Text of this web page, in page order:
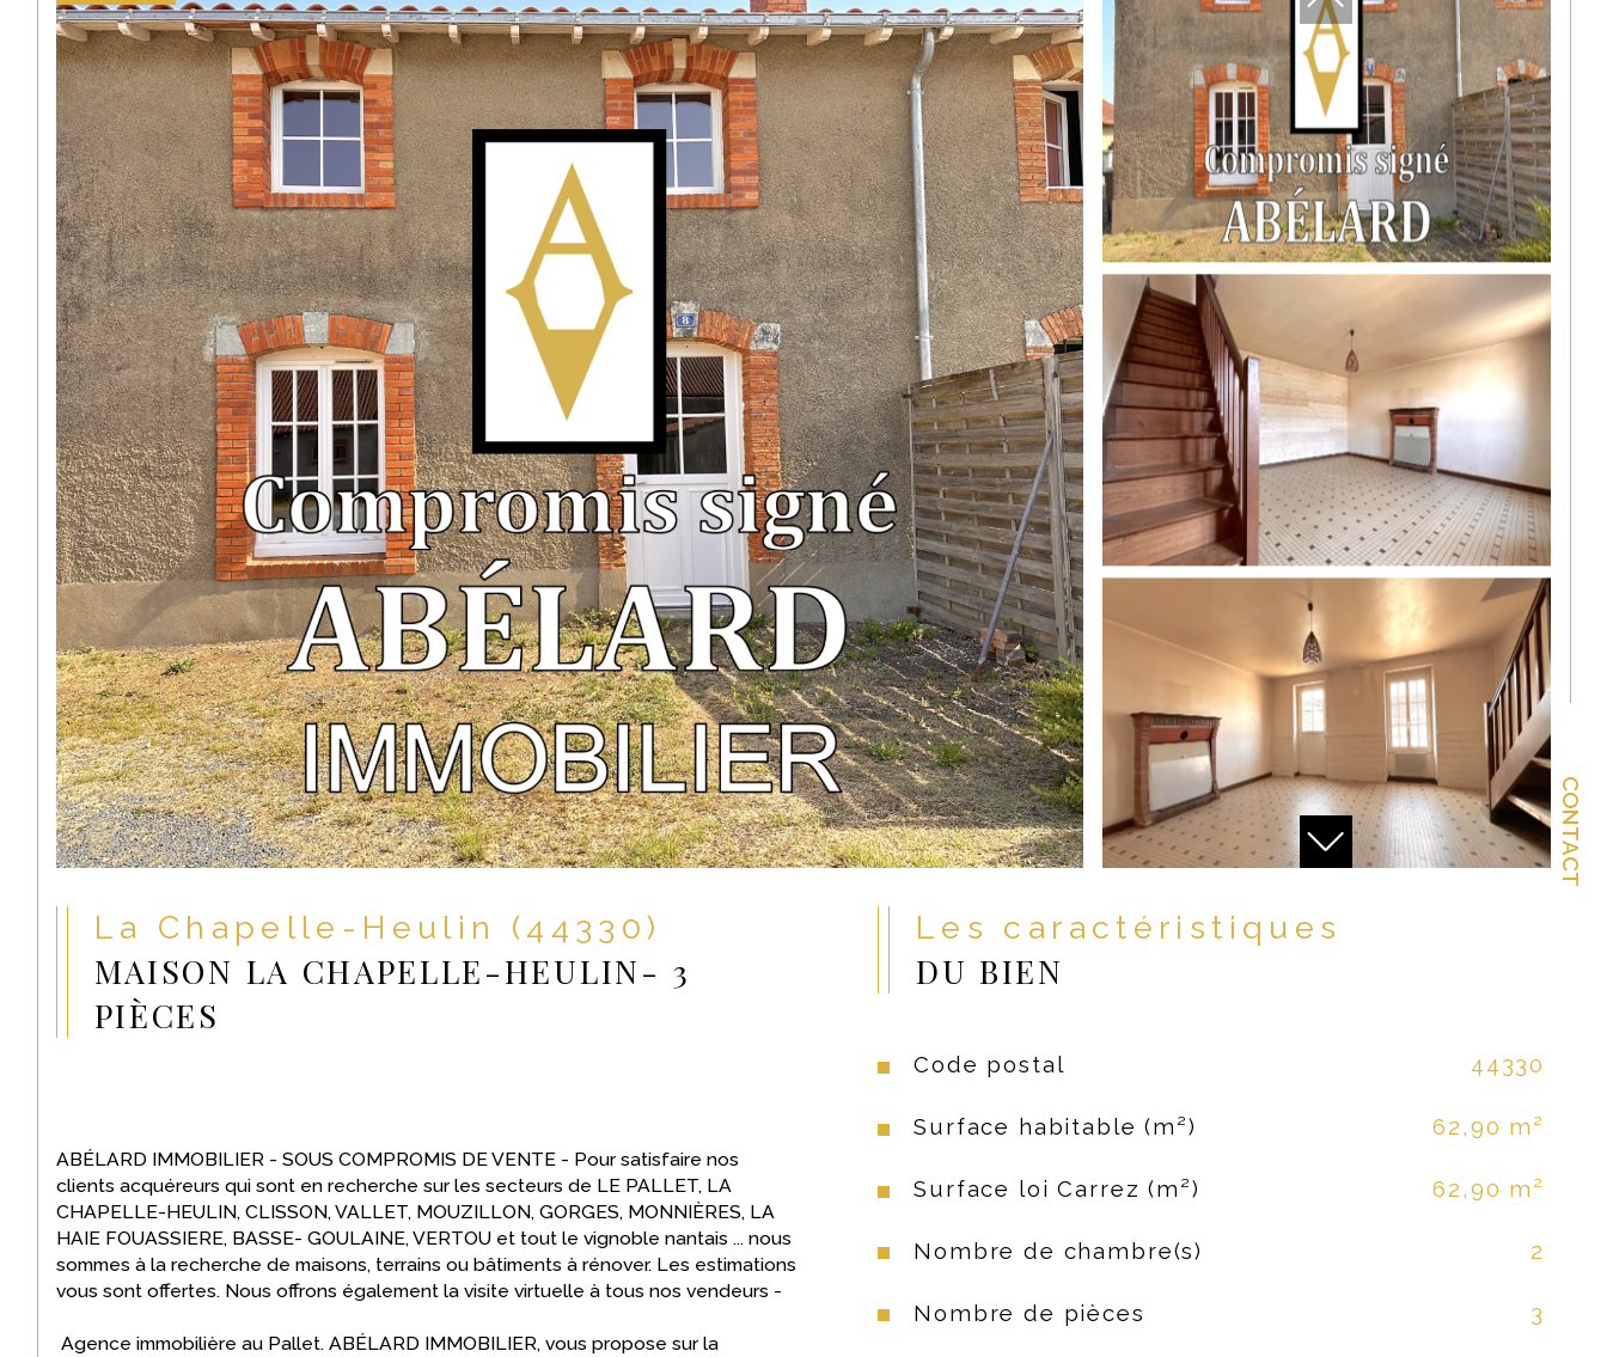
CONTACT
La Chapelle-Heulin (44330)
MAISON LA CHAPELLE-HEULIN- 3
PIÈCES
ABÉLARD IMMOBILIER - SOUS COMPROMIS DE VENTE - Pour satisfaire nos
clients acquéreurs qui sont en recherche sur les secteurs de LE PALLET, LA
CHAPELLE-HEULIN, CLISSON, VALLET, MOUZILLON, GORGES, MONNIÈRES, LA
HAIE FOUASSIERE, BASSE- GOULAINE, VERTOU et tout le vignoble nantais ... nous
sommes à la recherche de maisons, terrains ou bâtiments à rénover. Les estimations
vous sont offertes. Nous offrons également la visite virtuelle à tous nos vendeurs -
Agence immobilière au Pallet. ABÉLARD IMMOBILIER, vous propose sur la
Les caractéristiques
DU BIEN
Code postal 44330
Surface habitable (m²) 62,90 m²
Surface loi Carrez (m²) 62,90 m²
Nombre de chambre(s) 2
Nombre de pièces 3